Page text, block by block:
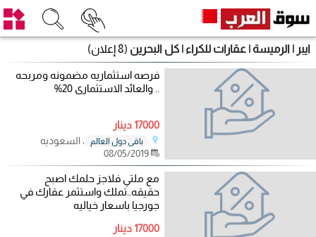
ايبر | الرميسة | عقارات للكراء | كل البحرين (8 إعلان)
فرصه استثماريه مضمونه ومربحه
.. والعائد الاستثمارى 20%
17000 دينار
باقي دول العالم
، السعوديه
08/05/2019
مع ملتي فلاجز حلمك اصبح
حقيقه..تملك واستثمر عقارك في
جورجيا باسعار خياليه
17000 دينار